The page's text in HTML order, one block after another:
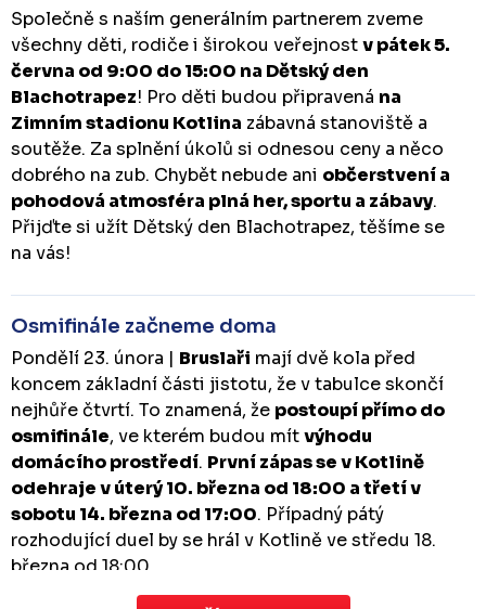
Společně s naším generálním partnerem zveme
všechny děti, rodiče i širokou veřejnostv pátek 5.
června od 9:00 do 15:00 na Dětský den
Blachotrapez! Pro děti budou připravená na
Zimním stadionu Kotlina zábavná stanoviště a
soutěže. Za splnění úkolů si odnesou ceny a něco
dobrého na zub. Chybět nebude ani občerstvení a
pohodová atmosféra plná her, sportu a zábavy.
Přijďte si užít Dětský den Blachotrapez, těšíme se
na vás!
Osmifinále začneme doma
Pondělí 23. února | Bruslaři mají dvě kola před
koncem základní části jistotu, že v tabulce skončí
nejhůře čtvrtí. To znamená, že postoupí přímo do
osmifinále, ve kterém budou mítvýhodu
domácího prostředí. První zápas se v Kotlině
odehraje v úterý 10. března od 18:00 a třetí v
sobotu 14. března od 17:00. Případný pátý
rozhodující duel by se hrál v Kotlině ve středu 18.
března od 18:00.